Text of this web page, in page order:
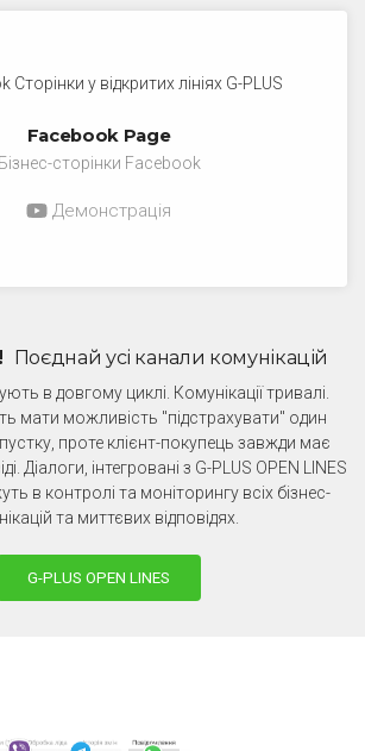
Facebook Page
Бізнес-сторінки Facebook
Демонстрація
Поєднай усі канали комунікацій
в довгому циклі. Комунікації тривалі.
мати можливість "підстрахувати" один
проте клієнт-покупець завжди має
Діалоги, інтегровані з G-PLUS OPEN LINES
в контролі та моніторингу всіх бізнес-
та миттєвих відповідях.
G-PLUS OPEN LINES